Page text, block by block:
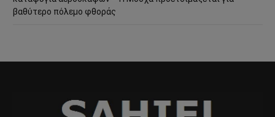
βαθύτερο πόλεμο φθοράς